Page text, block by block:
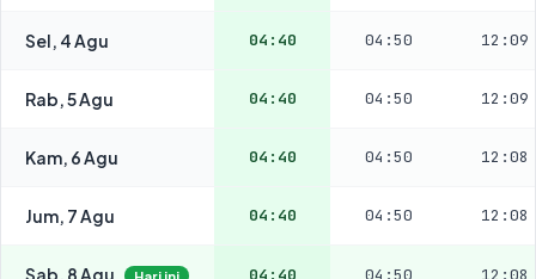
Sel, 4 Agu 04:40 04:50 12:09
Rab, 5 Agu 04:40 04:50 12:09
Kam, 6 Agu 04:40 04:50 12:08
Jum, 7 Agu 04:40 04:50 12:08
Sab, 8 Agu Hari ini 04:40 04:50 12:08